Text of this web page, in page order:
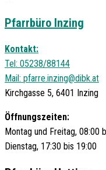
Pfarrbüro Inzing
Kontakt:
Tel: 05238/88144
Mail: pfarre.inzing@dibk.at
Kirchgasse 5, 6401 Inzing
Öffnungszeiten:
Montag und Freitag, 08:00
Dienstag, 17:30 bis 19:00